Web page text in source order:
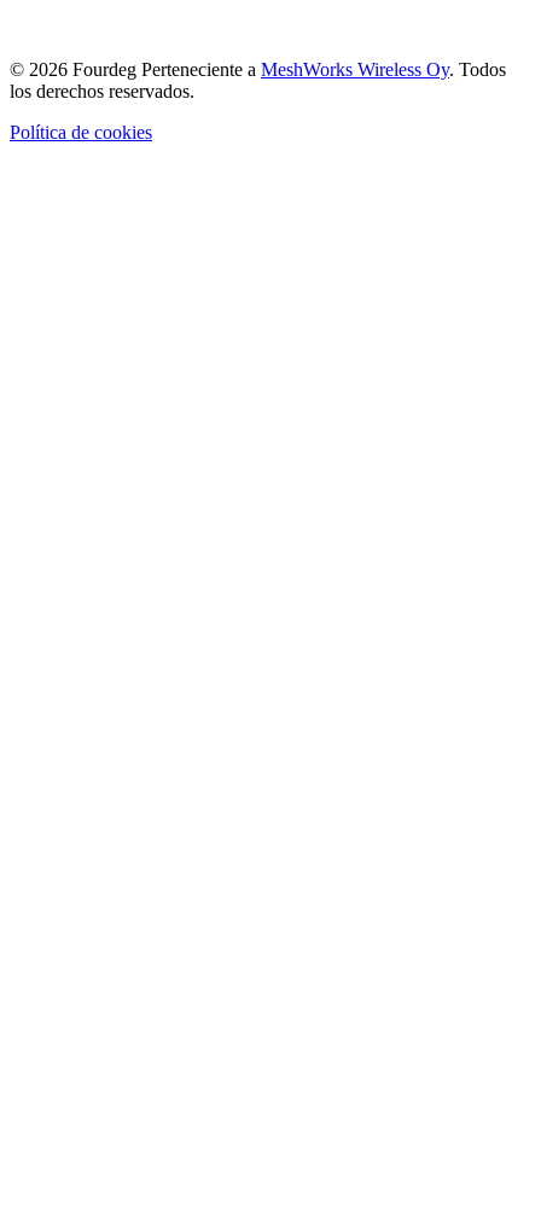
© 2026 Fourdeg Perteneciente a MeshWorks Wireless Oy. Todos
los derechos reservados.
Política de cookies